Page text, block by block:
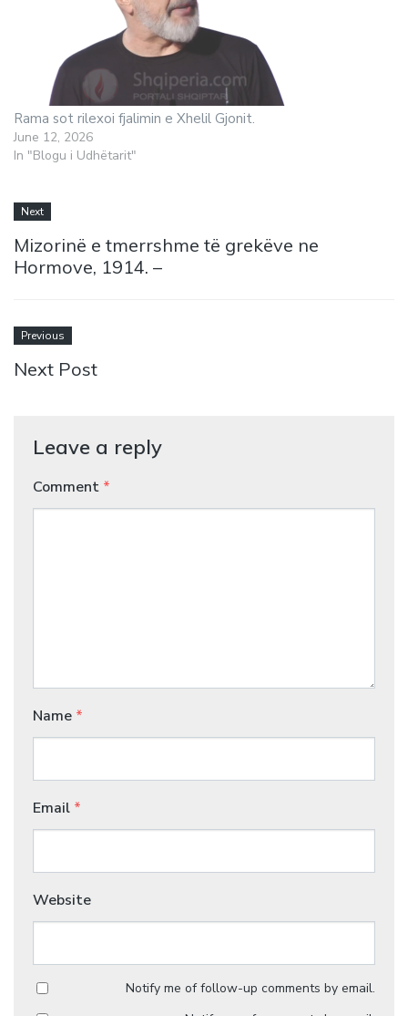
Rama sot rilexoi fjalimin e Xhelil Gjonit.
June 12, 2026
In "Blogu i Udhëtarit"
Next
Mizorinë e tmerrshme të grekëve ne
Hormove, 1914. –
Previous
Next Post
Leave a reply
Comment *
Name *
Email *
Website
Notify me of follow-up comments by email.